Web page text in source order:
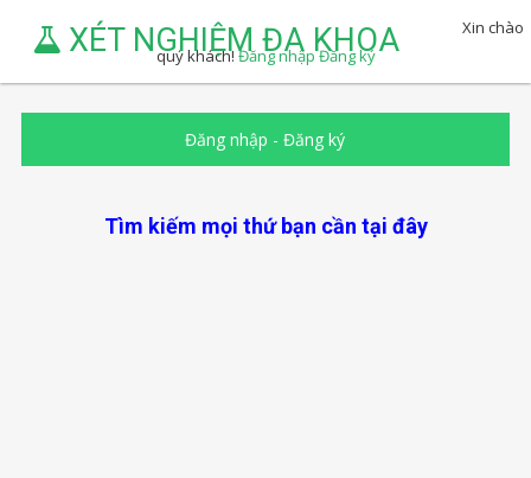
XÉT NGHIỆM ĐA KHOA
Xin chào
quý khách!Đăng nhậpĐăng ký
Đăng nhập -Đăng ký
Tìm kiếm mọi thứ bạn cần tại đây